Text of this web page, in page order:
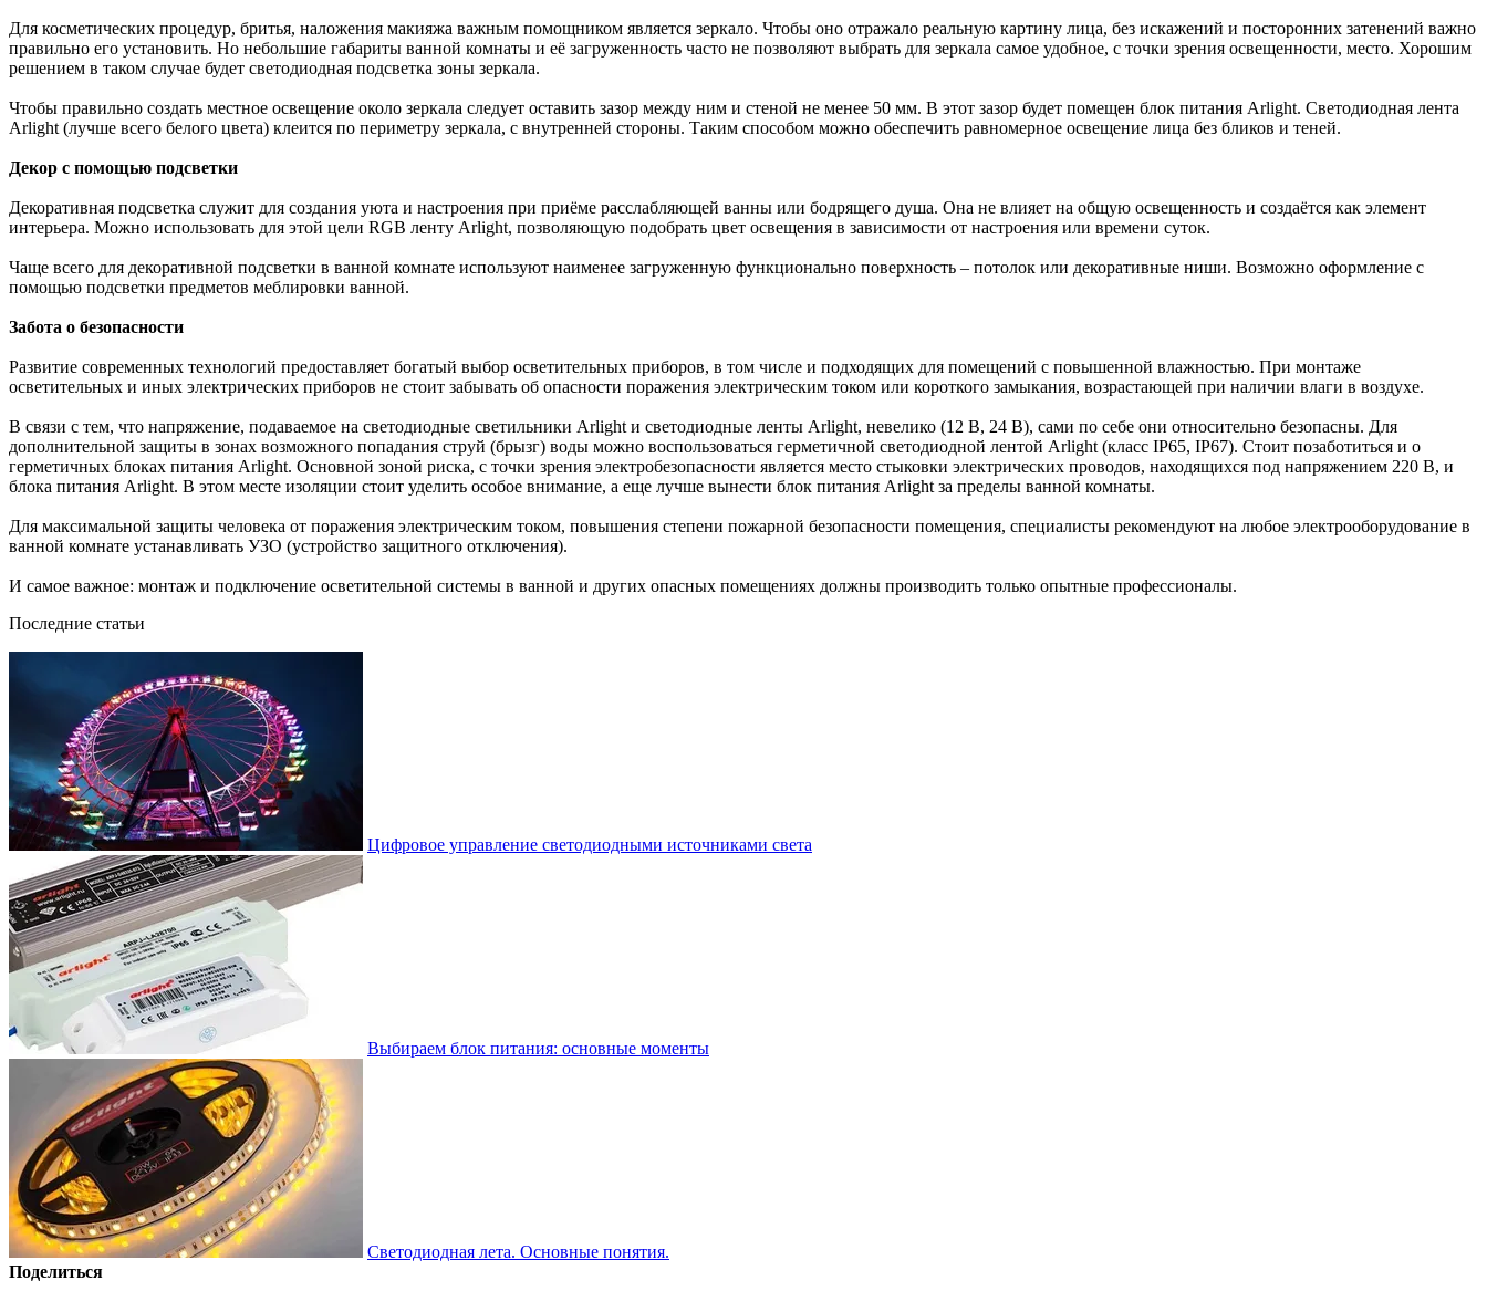
Для косметических процедур, бритья, наложения макияжа важным помощником является зеркало. Чтобы оно отражало реальную картину лица, без искажений и посторонних затенений важно
правильно его установить. Но небольшие габариты ванной комнаты и её загруженность часто не позволяют выбрать для зеркала самое удобное, с точки зрения освещенности, место. Хорошим
решением в таком случае будет светодиодная подсветка зоны зеркала.
Чтобы правильно создать местное освещение около зеркала следует оставить зазор между ним и стеной не менее 50 мм. В этот зазор будет помещен блок питания Arlight. Светодиодная лента
Arlight (лучше всего белого цвета) клеится по периметру зеркала, с внутренней стороны. Таким способом можно обеспечить равномерное освещение лица без бликов и теней.
Декор с помощью подсветки
Декоративная подсветка служит для создания уюта и настроения при приёме расслабляющей ванны или бодрящего душа. Она не влияет на общую освещенность и создаётся как элемент
интерьера. Можно использовать для этой цели RGB ленту Arlight, позволяющую подобрать цвет освещения в зависимости от настроения или времени суток.
Чаще всего для декоративной подсветки в ванной комнате используют наименее загруженную функционально поверхность – потолок или декоративные ниши. Возможно оформление с
помощью подсветки предметов меблировки ванной.
Забота о безопасности
Развитие современных технологий предоставляет богатый выбор осветительных приборов, в том числе и подходящих для помещений с повышенной влажностью. При монтаже
осветительных и иных электрических приборов не стоит забывать об опасности поражения электрическим током или короткого замыкания, возрастающей при наличии влаги в воздухе.
В связи с тем, что напряжение, подаваемое на светодиодные светильники Arlight и светодиодные ленты Arlight, невелико (12 В, 24 В), сами по себе они относительно безопасны. Для
дополнительной защиты в зонах возможного попадания струй (брызг) воды можно воспользоваться герметичной светодиодной лентой Arlight (класс IP65, IP67). Стоит позаботиться и о
герметичных блоках питания Arlight. Основной зоной риска, с точки зрения электробезопасности является место стыковки электрических проводов, находящихся под напряжением 220 В, и
блока питания Arlight. В этом месте изоляции стоит уделить особое внимание, а еще лучше вынести блок питания Arlight за пределы ванной комнаты.
Для максимальной защиты человека от поражения электрическим током, повышения степени пожарной безопасности помещения, специалисты рекомендуют на любое электрооборудование в
ванной комнате устанавливать УЗО (устройство защитного отключения).
И самое важное: монтаж и подключение осветительной системы в ванной и других опасных помещениях должны производить только опытные профессионалы.
Последние статьи
Цифровое управление светодиодными источниками света
Выбираем блок питания: основные моменты
Светодиодная лета. Основные понятия.
Поделиться